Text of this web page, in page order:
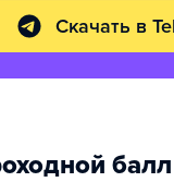
Скачать в